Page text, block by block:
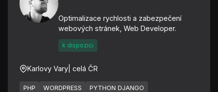
Optimalizace rychlosti a zabezpečení
webových stránek, Web Developer.
k dispozici
Karlovy Vary | celá ČR
PHP WORDPRESS PYTHON DJANGO